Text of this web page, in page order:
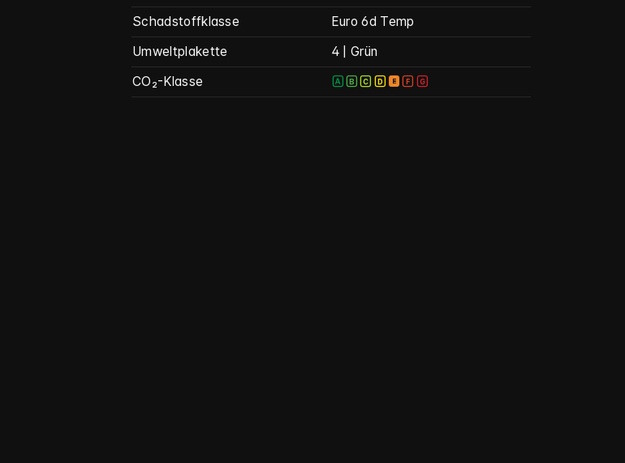
Schadstoffklasse
Euro 6d Temp
Umweltplakette
4 | Grün
CO₂-Klasse
🄰🄱🄲 🄳 🄴🄵 🄶